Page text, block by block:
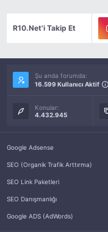
R10.Net'i Takip Et
Şu anda forumda:
16.599 Kullanıcı Aktif
Konular:
4.432.945
Google Adsense
SEO (Organik Trafik Arttırma)
SEO Link Paketleri
SEO Danışmanlığı
Google ADS (AdWords)